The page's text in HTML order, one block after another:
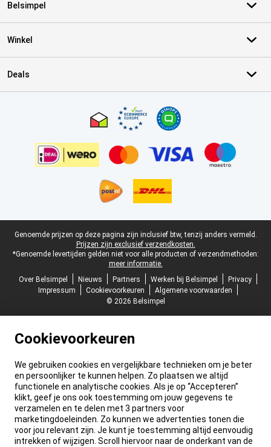
Belsimpel
Winkel
Deals
Juridische voettekst
Genoemde prijzen op deze pagina zijn inclusief btw, tenzij anders vermeld.
Prijzen zijn exclusief verzendkosten.
*Genoemde levertijden gelden niet voor alle producten of verzendmethoden:
meer informatie.
Over Belsimpel
Nieuws Partners Werken bij Belsimpel
Privacy
Impressum
Cookievoorkeuren
Algemene voorwaarden
© 2026 Belsimpel
Cookievoorkeuren
We gebruiken cookies en vergelijkbare technieken om je beter
en persoonlijker te kunnen helpen. Zo plaatsen we altijd
functionele en analytische cookies. Als je op “Accepteren”
klikt, geef je ons ook toestemming om jouw gegevens te
verzamelen en te delen met 3 partners voor
marketingdoeleinden. Zo kunnen we advertenties tonen die
voor jou relevant zijn. Je kunt je toestemming altijd eenvoudig
intrekken of wijzigen. Scroll hiervoor naar de onderkant van de